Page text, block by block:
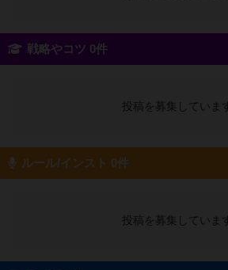
戦略やコツ 0件
投稿を募集しています
ルール/インスト 0件
投稿を募集しています